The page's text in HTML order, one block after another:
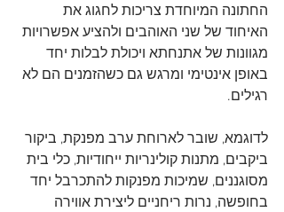
החתונה המיוחדת צריכות לחגוג את
האיחוד של שני האוהבים ולהציע אפשרויות
מגוונות של אתנחתא ויכולת לבלות יחד
באופן אינטימי ומרגש גם כשהזמנים הם לא
רגילים.
לדוגמא, שובר לארוחת ערב מפנקת, ביקור
ביקבים, מתנות קולינריות ייחודיות, כלי בית
מסוגננים, שמיכות מפנקות להתכרבל יחד
בחופשה, נרות ריחניים ליצירת אווירה